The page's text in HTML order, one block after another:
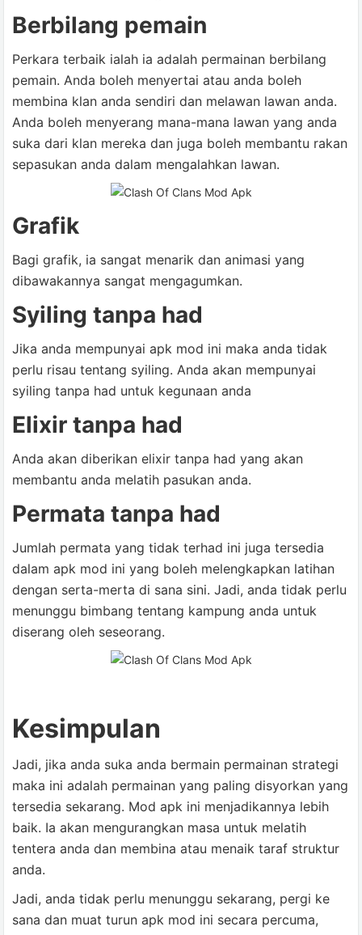
Berbilang pemain
Perkara terbaik ialah ia adalah permainan berbilang
pemain. Anda boleh menyertai atau anda boleh
membina klan anda sendiri dan melawan lawan anda.
Anda boleh menyerang mana-mana lawan yang anda
suka dari klan mereka dan juga boleh membantu rakan
sepasukan anda dalam mengalahkan lawan.
Grafik
Bagi grafik, ia sangat menarik dan animasi yang
dibawakannya sangat mengagumkan.
Syiling tanpa had
Jika anda mempunyai apk mod ini maka anda tidak
perlu risau tentang syiling. Anda akan mempunyai
syiling tanpa had untuk kegunaan anda
Elixir tanpa had
Anda akan diberikan elixir tanpa had yang akan
membantu anda melatih pasukan anda.
Permata tanpa had
Jumlah permata yang tidak terhad ini juga tersedia
dalam apk mod ini yang boleh melengkapkan latihan
dengan serta-merta di sana sini. Jadi, anda tidak perlu
menunggu bimbang tentang kampung anda untuk
diserang oleh seseorang.
Kesimpulan
Jadi, jika anda suka anda bermain permainan strategi
maka ini adalah permainan yang paling disyorkan yang
tersedia sekarang. Mod apk ini menjadikannya lebih
baik. Ia akan mengurangkan masa untuk melatih
tentera anda dan membina atau menaik taraf struktur
anda.
Jadi, anda tidak perlu menunggu sekarang, pergi ke
sana dan muat turun apk mod ini secara percuma,